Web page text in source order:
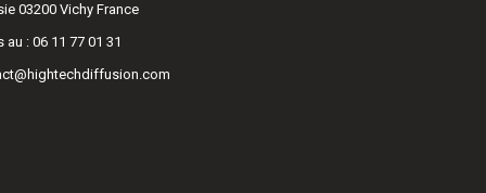
03200 Vichy France
au : 06 11 77 01 31